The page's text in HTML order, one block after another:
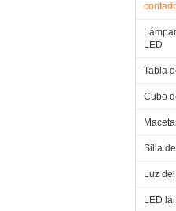
LED
Tabla
Cubo
Silla
Luz
LED